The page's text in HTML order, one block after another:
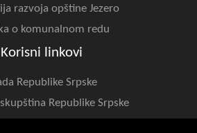
razvoja opštine Jezero
o komunalnom redu
Korisni linkovi
Republike Srpske
Republike Srpske